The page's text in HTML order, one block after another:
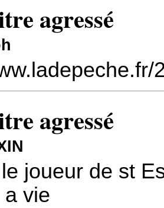
agressé
agressé
joueur de st
vie